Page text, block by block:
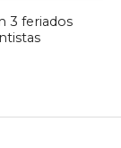
3 feriados